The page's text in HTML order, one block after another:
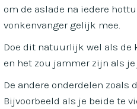
om de aslade na iedere
vonkenvanger gelijk mee.
Doe dit natuurlijk wel als de
en het zou jammer zijn als
De andere onderdelen
Bijvoorbeeld als je beide te